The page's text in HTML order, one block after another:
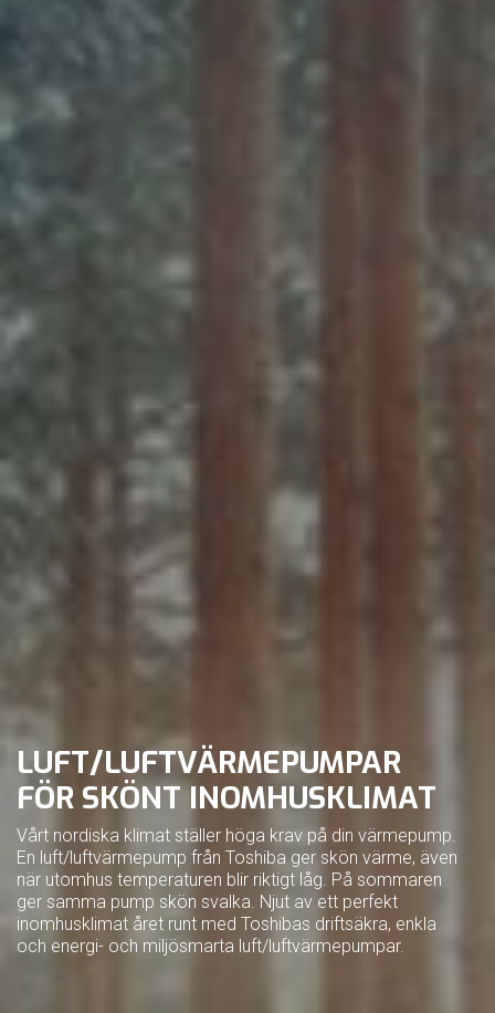
LUFT/LUFTVÄRMEPUMPAR
FÖR SKÖNT INOMHUSKLIMAT
Vårt nordiska klimat ställer höga krav på din värmepump.
En luft/luftvärmepump från Toshiba ger skön värme, även
när utomhus temperaturen blir riktigt låg. På sommaren
ger samma pump skön svalka. Njut av ett perfekt
inomhusklimat året runt med Toshibas driftsäkra, enkla
och energi- och miljösmarta luft/luftvärmepumpar.